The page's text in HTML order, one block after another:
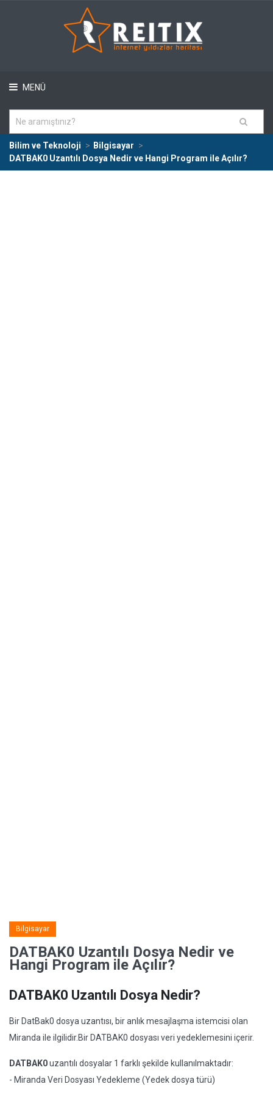
MENÜ
Bilim ve Teknoloji
Bilgisayar
DATBAK0 Uzantılı Dosya Nedir ve Hangi Program ile Açılır?
Bilgisayar
DATBAK0 Uzantılı Dosya Nedir ve
Hangi Program ile Açılır?
DATBAK0 Uzantılı Dosya Nedir?
Bir DatBak0 dosya uzantısı, bir anlık mesajlaşma istemcisi olan
Miranda ile ilgilidir.Bir DATBAK0 dosyası veri yedeklemesini içerir.
DATBAK0uzantılı dosyalar 1 farklı şekilde kullanılmaktadır:
- Miranda Veri Dosyası Yedekleme (Yedek dosya türü)